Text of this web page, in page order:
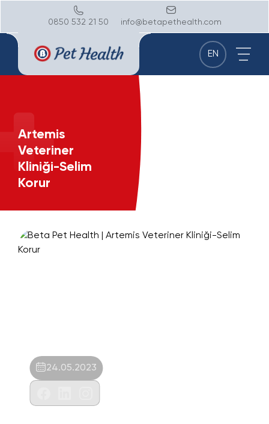
0850 532 21 50 info@betapethealth.com
EN
Artemis
Veteriner
Kliniği-Selim
Korur
24.05.2023